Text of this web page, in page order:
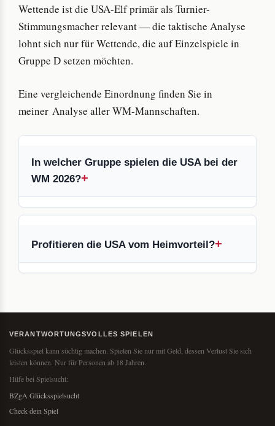
Wettende ist die USA-Elf primär als Turnier-
Stimmungsmacher relevant — die taktische Analyse
lohnt sich nur für Wettende, die auf Einzelspiele in
Gruppe D setzen möchten.
Eine vergleichende Einordnung finden Sie in
meiner Analyse aller WM-Mannschaften.
In welcher Gruppe spielen die USA bei der
WM 2026?
Profitieren die USA vom Heimvorteil?
VERANTWORTUNGSVOLLES SPIELEN
Glücksspiel kann süchtig machen. Spielen Sie nur mit Geld, dessen Verlust Sie sich
leisten können. Nur für Personen ab 18 Jahren.
Hilfe bei Spielsucht:
BZgA Glücksspielsucht
Check dein Spiel